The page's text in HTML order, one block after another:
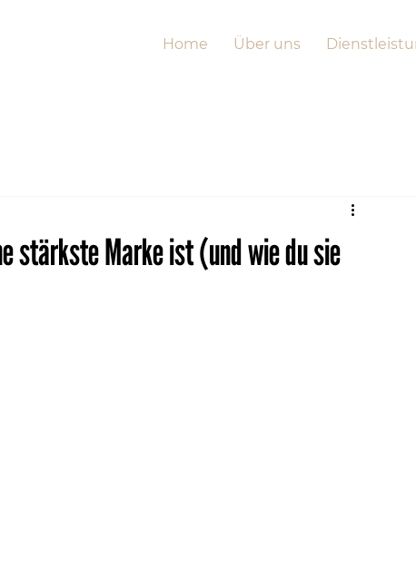
Home Über uns
stärkste Marke ist (und wie du sie